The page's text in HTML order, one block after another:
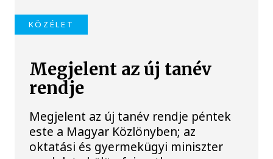
KÖZÉLET
Megjelent az új tanév
rendje
Megjelent az új tanév rendje péntek
este a Magyar Közlönyben; az
oktatási és gyermekügyi miniszter